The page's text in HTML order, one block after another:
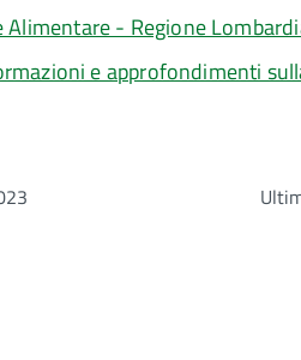
Alimentare - Regione
e approfondimenti